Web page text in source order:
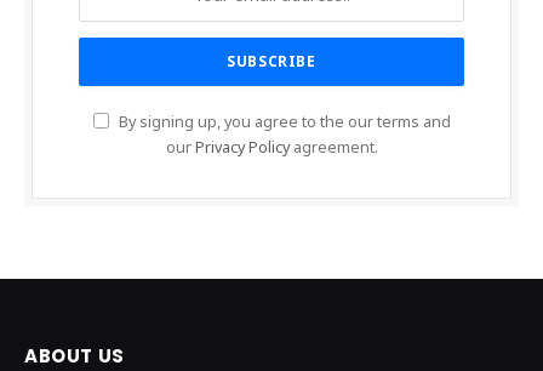
By signing up, you agree to the our terms and
ourPrivacy Policyagreement.
ABOUT US